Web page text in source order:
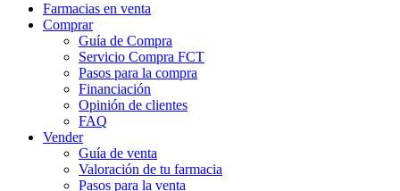
Farmacias en venta
Comprar
Guía de Compra
Servicio Compra FCT
Pasos para la compra
Financiación
Opinión de clientes
FAQ
Vender
Guía de venta
Valoración de tu farmacia
Pasos para la venta